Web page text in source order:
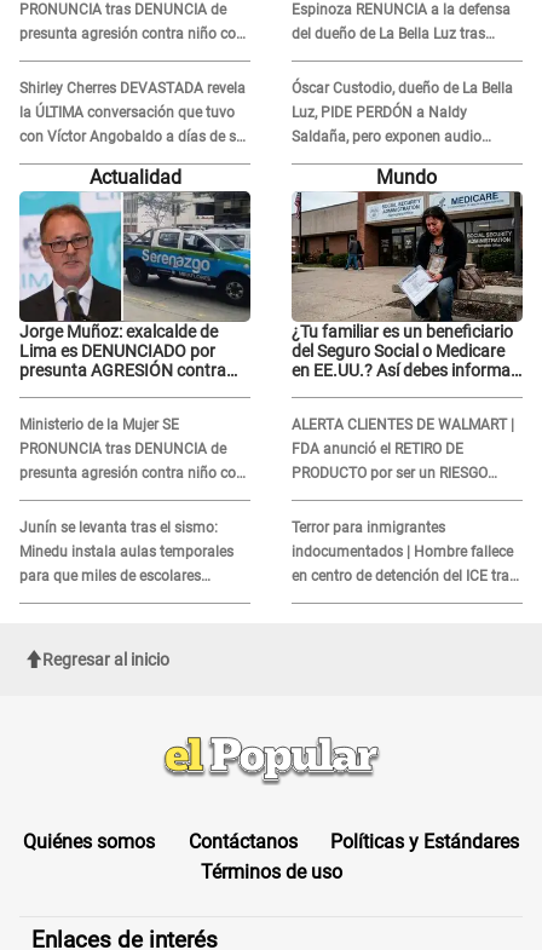
PRONUNCIA tras DENUNCIA de
presunta agresión contra niño con
autismo en Surco
Shirley Cherres DEVASTADA revela
la ÚLTIMA conversación que tuvo
con Víctor Angobaldo a días de su
inesperada partida: "Hace dos
Espinoza RENUNCIA a la defensa
del dueño de La Bella Luz tras
difusión de POLÉMICO audio:
"Nada que defender"
Óscar Custodio, dueño de La Bella
Luz, PIDE PERDÓN a Naldy
Saldaña, pero exponen audio
donde le reclama por VIDEOS: "No
hay necesidad de grabar"
Actualidad
Jorge Muñoz: exalcalde de
Lima es DENUNCIADO por
presunta AGRESIÓN contra
Ministerio de la Mujer SE
PRONUNCIA tras DENUNCIA de
presunta agresión contra niño con
autismo en Surco
Junín se levanta tras el sismo:
Minedu instala aulas temporales
para que miles de escolares
vuelvan a clases
Mundo
¿Tu familiar es un beneficiario
del Seguro Social o Medicare
en EE.UU.? Así debes informar
ALERTA CLIENTES DE WALMART |
FDA anunció el RETIRO DE
PRODUCTO por ser un RIESGO
MORTAL para consumidores: ¿Cuál
es?
Terror para inmigrantes
indocumentados | Hombre fallece
en centro de detención del ICE tras
sufrir una "emergencia médica"
Regresar al inicio
Quiénes somos Contáctanos
Políticas y Estándares
Términos de uso
Enlaces de interés